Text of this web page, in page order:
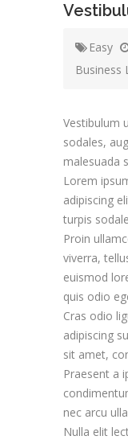
Easy
Business
Vestibulum
sodales,
malesuada
Lorem
adipiscing
turpis
Proin
viverra,
euismod
quis odio
Cras odio
adipiscing
sit amet,
Praesent a
nec arcu
Nulla elit